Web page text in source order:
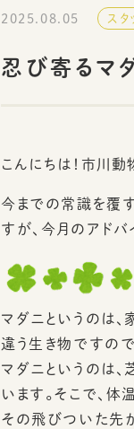
2025.08.05 スタ
忍び寄るマ
こんにちは！市川
今までの常識を覆
すが、今月のアドバ
マダニというのは
違う生き物ですの
マダニというのは
います。そこで、
その飛びついた先